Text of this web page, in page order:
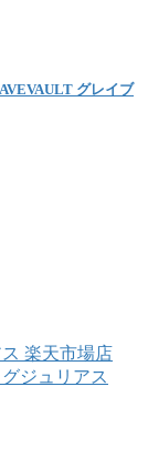
グレイブ
楽天市場店
ジュリアス